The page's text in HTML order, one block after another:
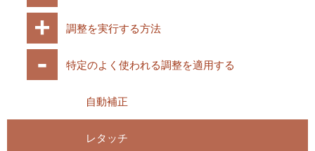
調整を実行する方法
特定のよく使われる調整を適用する
自動補正
レタッチ